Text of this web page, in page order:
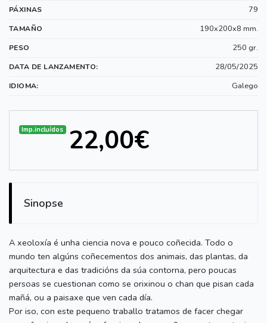
PÁXINAS 79
TAMAÑO 190x200x8 mm.
PESO 250 gr.
DATA DE LANZAMENTO: 28/05/2025
IDIOMA: Galego
Imp.incluídos 22,00€
Sinopse
A xeoloxía é unha ciencia nova e pouco coñecida. Todo o
mundo ten algúns coñecementos dos animais, das plantas, da
arquitectura e das tradicións da súa contorna, pero poucas
persoas se cuestionan como se orixinou o chan que pisan cada
mañá, ou a paisaxe que ven cada día.
Por iso, con este pequeno traballo tratamos de facer chegar